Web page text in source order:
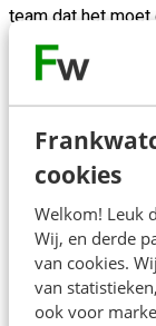
cookies
Welkom! Leuk
Wij, en derde
van cookies.
van
ook voor
team dat het moet
Beschrijving
praktische kant:
management
Merel en Esther
maar de uitrol
binnen én buiten